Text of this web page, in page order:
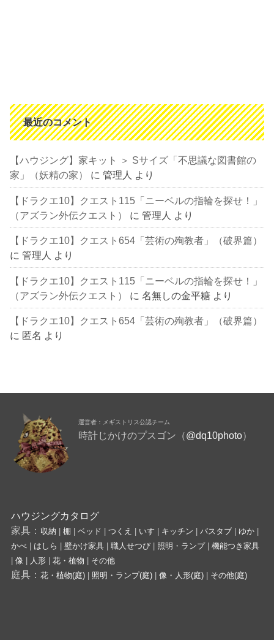
最近のコメント
【ハウジング】家キット ＞ Sサイズ「不思議な図書館の
家」（妖精の家）
に管理人 より
【ドラクエ10】クエスト115「ニーベルの指輪を探せ！」
（アズラン外伝クエスト）
に管理人 より
【ドラクエ10】クエスト654「芸術の殉教者」（破界篇）
に管理人 より
【ドラクエ10】クエスト115「ニーベルの指輪を探せ！」
（アズラン外伝クエスト）
に名無しの金平糖 より
【ドラクエ10】クエスト654「芸術の殉教者」（破界篇）
に 匿名 より
運営者：メギストリス公認チーム
時計じかけのプスゴン（@dq10photo）
ハウジングカタログ
家具： 収納 | 棚 | ベッド | つくえ | いす | キッチン | バスタブ| ゆか|
かべ| はしら | 壁かけ家具| 職人せつび| 照明・ランプ| 機能つき家具
| 像 | 人形| 花・植物 | その他
庭具： 花・植物(庭)| 照明・ランプ(庭)| 像・人形(庭) | その他(庭)